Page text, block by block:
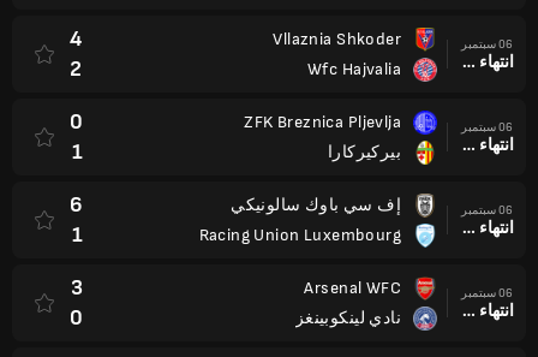
06 سبتمبر
انتهاء وقت المباراة
Vllaznia Shkoder
Wfc Hajvalia
4
2
06 سبتمبر
انتهاء وقت المباراة
ZFK Breznica Pljevlja
بيركيركارا
0
1
06 سبتمبر
انتهاء وقت المباراة
إف سي باوك سالونيكي
Racing Union Luxembourg
6
1
06 سبتمبر
انتهاء وقت المباراة
Arsenal WFC
نادي لينكوبينغز
3
0